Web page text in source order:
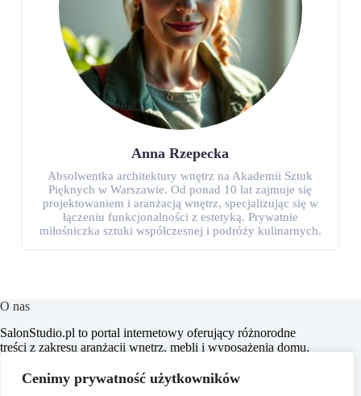
Cenimy prywatność użytkowników
Anna Rzepecka
Absolwentka architektury wnętrz na Akademii Sztuk
Pięknych w Warszawie. Od ponad 10 lat zajmuje się
projektowaniem i aranżacją wnętrz, specjalizując się w
łączeniu funkcjonalności z estetyką. Prywatnie
miłośniczka sztuki współczesnej i podróży kulinarnych.
O nas
SalonStudio.pl to portal internetowy oferujący różnorodne
treści z zakresu aranżacji wnętrz, mebli i wyposażenia domu,
celem jest dostarczanie aktualnych informacji, praktycznych
porad oraz inspiracji, które wspierają czytelników w